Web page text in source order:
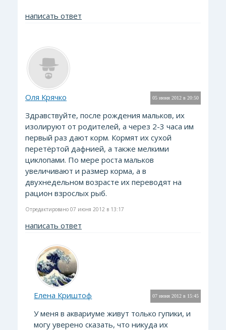
написать ответ
05 июня 2012 в 20:50
Оля Крячко
Здравствуйте, после рождения мальков, их
изолируют от родителей, а через 2-3 часа им
первый раз дают корм. Кормят их сухой
перетёртой дафнией, а также мелкими
циклопами. По мере роста мальков
увеличивают и размер корма, а в
двухнедельном возрасте их переводят на
рацион взрослых рыб.
Отредактировано 07 июня 2012 в 13:17
написать ответ
07 июня 2012 в 15:45
Елена Криштоф
У меня в аквариуме живут только гупики, и
могу уверено сказать, что никуда их